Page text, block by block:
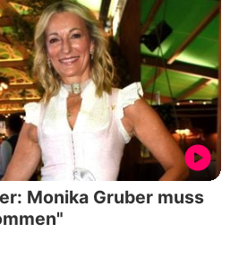
Monika Gruber muss